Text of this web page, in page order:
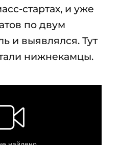
стартах, и уже
по двум
и выявлялся. Тут
нижнекамцы.